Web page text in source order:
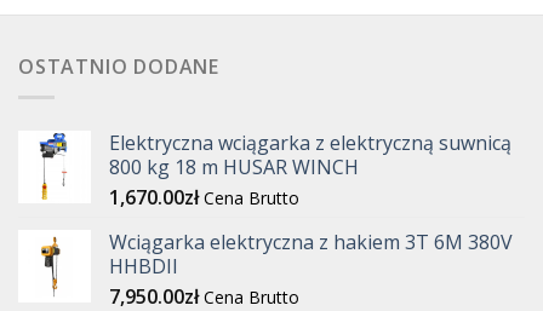
OSTATNIO DODANE
Elektryczna wciągarka z elektryczną suwnicą
800 kg 18 m HUSAR WINCH
1,670.00zł Cena Brutto
Wciągarka elektryczna z hakiem 3T 6M 380V
HHBDII
7,950.00zł Cena Brutto